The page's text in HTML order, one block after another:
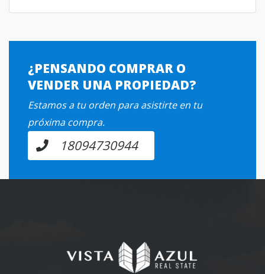
¿PENSANDO COMPRAR O
VENDER UNA PROPIEDAD?
Estamos a tu orden para asistirte en tu
próxima compra.
18094730944